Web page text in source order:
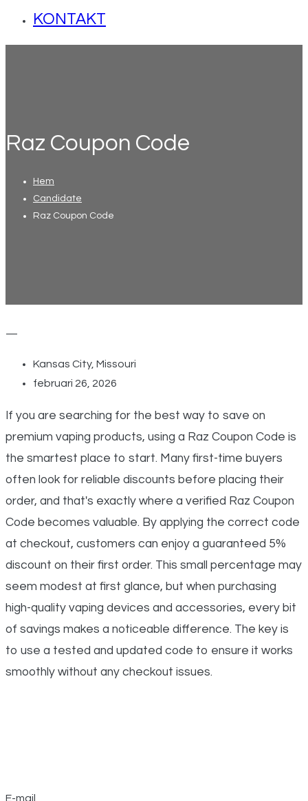
KONTAKT
Raz Coupon Code
Hem
Candidate
Raz Coupon Code
—
Kansas City, Missouri
februari 26, 2026
If you are searching for the best way to save on
premium vaping products, using a Raz Coupon Code is
the smartest place to start. Many first-time buyers
often look for reliable discounts before placing their
order, and that's exactly where a verified Raz Coupon
Code becomes valuable. By applying the correct code
at checkout, customers can enjoy a guaranteed 5%
discount on their first order. This small percentage may
seem modest at first glance, but when purchasing
high-quality vaping devices and accessories, every bit
of savings makes a noticeable difference. The key is
to use a tested and updated code to ensure it works
smoothly without any checkout issues.
E-mail